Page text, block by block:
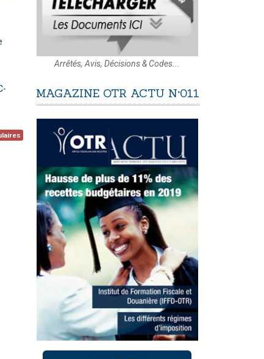
Arrêtés, Avis, Décisions & Codes...
MAGAZINE OTR ACTU N°011